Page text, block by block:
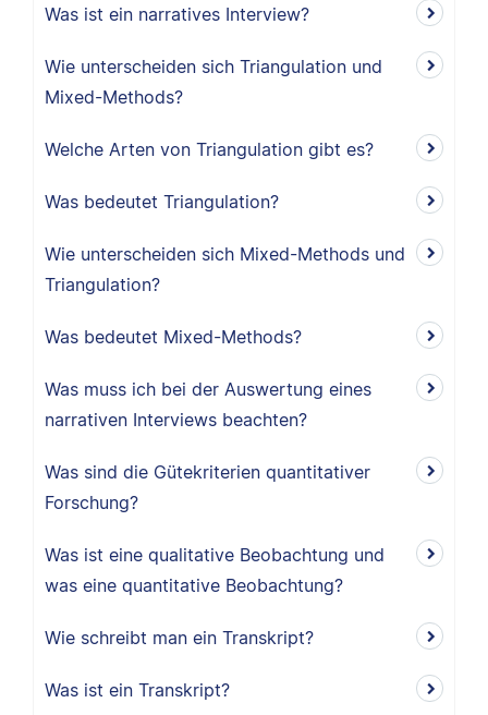
Was ist ein narratives Interview?
Wie unterscheiden sich Triangulation und
Mixed-Methods?
Welche Arten von Triangulation gibt es?
Was bedeutet Triangulation?
Wie unterscheiden sich Mixed-Methods und
Triangulation?
Was bedeutet Mixed-Methods?
Was muss ich bei der Auswertung eines
narrativen Interviews beachten?
Was sind die Gütekriterien quantitativer
Forschung?
Was ist eine qualitative Beobachtung und
was eine quantitative Beobachtung?
Wie schreibt man ein Transkript?
Was ist ein Transkript?